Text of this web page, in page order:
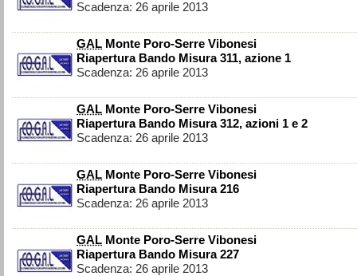
Scadenza: 26 aprile 2013
GAL Monte Poro-Serre Vibonesi
Riapertura Bando Misura 311, azione 1
Scadenza: 26 aprile 2013
GAL Monte Poro-Serre Vibonesi
Riapertura Bando Misura 312, azioni 1 e 2
Scadenza: 26 aprile 2013
GAL Monte Poro-Serre Vibonesi
Riapertura Bando Misura 216
Scadenza: 26 aprile 2013
GAL Monte Poro-Serre Vibonesi
Riapertura Bando Misura 227
Scadenza: 26 aprile 2013